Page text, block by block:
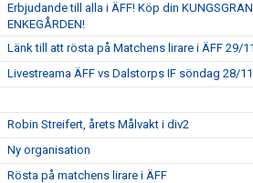
Erbjudande till alla i ÄFF! Köp din
ENKEGÅRDEN!
Länk till att rösta på Matchens lirare i ÄFF 29/11
Livestreama ÄFF vs Dalstorps IF söndag 28/
Robin Streifert, årets Målvakt i div2
Ny organisation
Rösta på matchens lirare i ÄFF